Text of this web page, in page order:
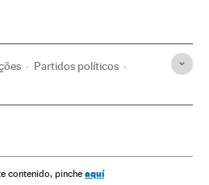
Partidos políticos
Norte América
contenido, pinche aquí